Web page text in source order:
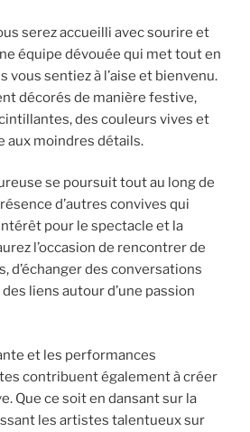
serez accueilli avec sourire et
équipe dévouée qui met tout en
sentiez à l’aise et bienvenu.
décorés de manière festive,
des couleurs vives et
aux moindres détails.
se poursuit tout au long de
d’autres convives qui
pour le spectacle et la
l’occasion de rencontrer de
d’échanger des conversations
liens autour d’une passion
et les performances
contribuent également à créer
Que ce soit en dansant sur la
les artistes talentueux sur